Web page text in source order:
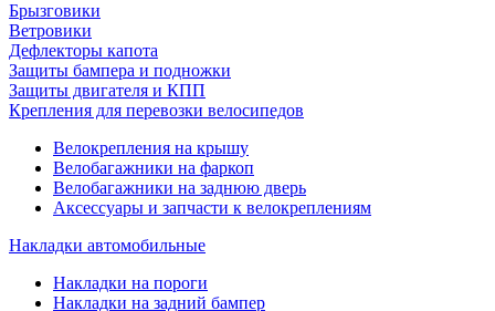
Брызговики
Ветровики
Дефлекторы капота
Защиты бампера и подножки
Защиты двигателя и КПП
Крепления для перевозки велосипедов
Велокрепления на крышу
Велобагажники на фаркоп
Велобагажники на заднюю дверь
Аксессуары и запчасти к велокреплениям
Накладки автомобильные
Накладки на пороги
Накладки на задний бампер